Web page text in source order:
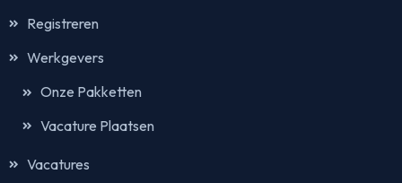
Registreren
Werkgevers
Onze Pakketten
Vacature Plaatsen
Vacatures